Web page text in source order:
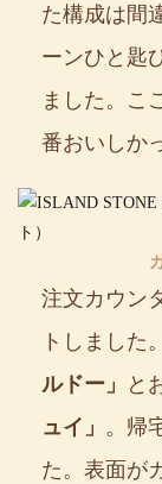
た構成は間
ーンひと匙
ました。こ
番おいしか
注文カウン
トしました
ルドー」
と
ュイ」 。帰
た。表面が